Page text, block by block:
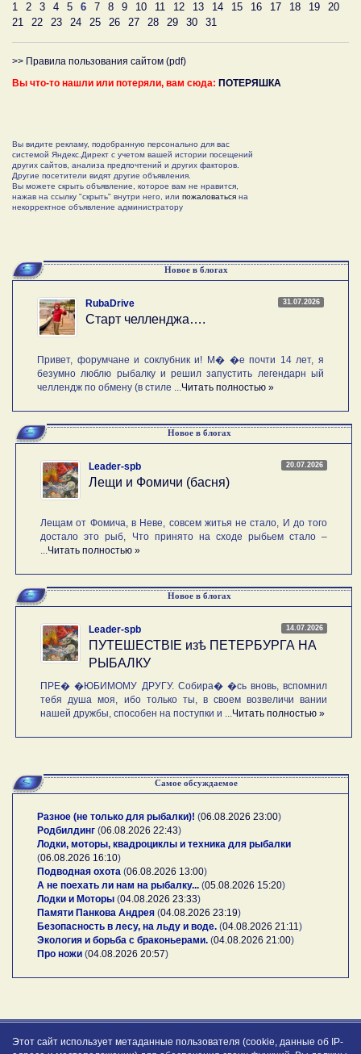
1
2 3 4 5 6 7 8 9 10 11 12 13 14 15 16 17 18 19
20
21
22 23 24 25 26 27 28 29 30 31
>> Правила пользования сайтом (pdf)
Вы что-то нашли или потеряли, вам сюда: ПОТЕРЯШКА
Вы видите рекламу, подобранную персонально для вас
системой Яндекс.Директ с учетом вашей истории посещений
других сайтов, анализа предпочтений и других факторов.
Другие посетители видят другие объявления.
Вы можете скрыть объявление, которое вам не нравится,
нажав на ссылку "скрыть" внутри него, или пожаловаться на
некорректное объявление администратору
Новое в блогах
31.07.2026
RubaDrive
Старт челленджа….
Привет, форумчане и соклубник и! М� �е почти 14 лет, я
безумно люблю рыбалку и решил запустить легендарн ый
челлендж по обмену (в стиле ...Читать полностью »
Новое в блогах
20.07.2026
Leader-spb
Лещи и Фомичи (басня)
Лещам от Фомича, в Неве, совсем житья не стало, И до того
достало это рыб, Что принято на сходе рыбьем стало –
...Читать полностью »
Новое в блогах
14.07.2026
Leader-spb
ПУТЕШЕСТВIE изѣ ПЕТЕРБУРГА НА
РЫБАЛКУ
ПРЕ� �ЮБИМОМУ ДРУГУ. Собира� �сь вновь, вспомнил
тебя душа моя, ибо только ты, в своем возвеличи вании
нашей дружбы, способен на поступки и ...Читать полностью »
Самое обсуждаемое
Разное (не только для рыбалки)! (06.08.2026 23:00)
Родбилдинг (06.08.2026 22:43)
Лодки, моторы, квадроциклы и техника для рыбалки
(06.08.2026 16:10)
Подводная охота (06.08.2026 13:00)
А не поехать ли нам на рыбалку... (05.08.2026 15:20)
Лодки и Моторы (04.08.2026 23:33)
Памяти Панкова Андрея (04.08.2026 23:19)
Безопасность в лесу, на льду и воде. (04.08.2026 21:11)
Экология и борьба с браконьерами. (04.08.2026 21:00)
Про ножи (04.08.2026 20:57)
Этот сайт использует метаданные пользователя (cookie, данные об IP-